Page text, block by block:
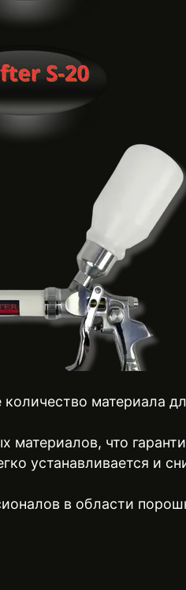
материала
материалов, что
устанавливается и
в области